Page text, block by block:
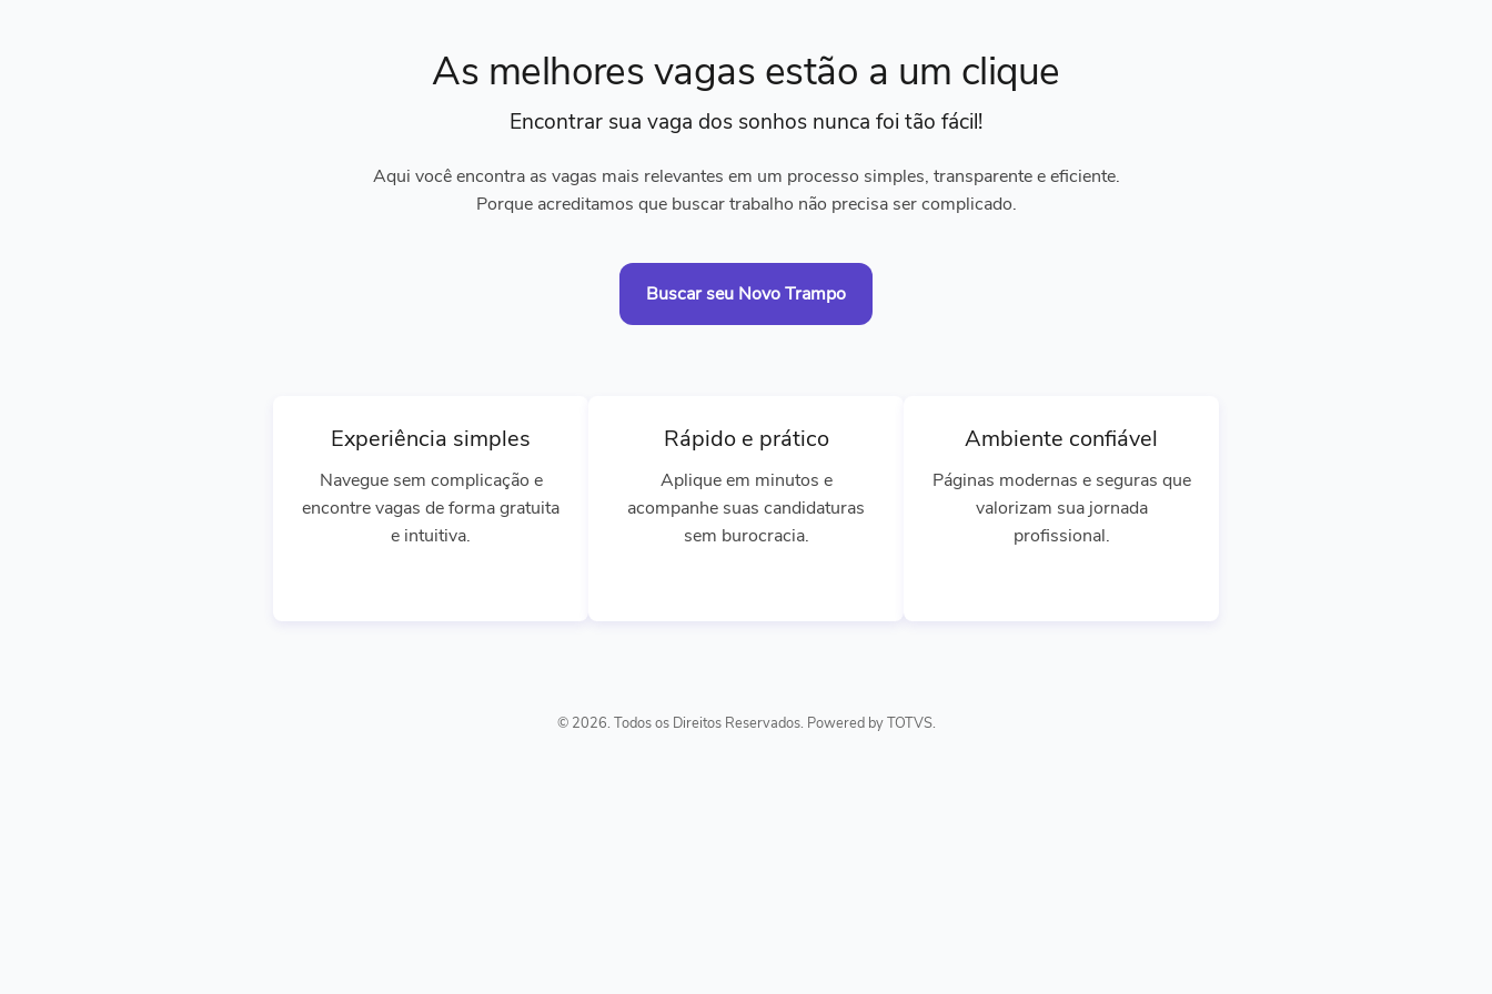
As melhores vagas estão a um clique
Encontrar sua vaga dos sonhos nunca foi tão fácil!
Aqui você encontra as vagas mais relevantes em um processo simples, transparente e eficiente.
Porque acreditamos que buscar trabalho não precisa ser complicado.
Buscar seu Novo Trampo
Experiência simples
Navegue sem complicação e
encontre vagas de forma gratuita
e intuitiva.
Rápido e prático
Aplique em minutos e
acompanhe suas candidaturas
sem burocracia.
Ambiente confiável
Páginas modernas e seguras que
valorizam sua jornada
profissional.
© 2026. Todos os Direitos Reservados. Powered by TOTVS.